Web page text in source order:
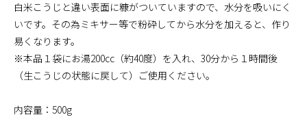
白米こうじと違い表面に糠がついていますので、水分を吸いにく
いです。その為ミキサー等で粉砕してから水分を加えると、作り
易くなります。
※本品１袋にお湯200cc（約40度）を入れ、30分から１時間後
（生こうじの状態に戻して）ご使用ください。
内容量：500g